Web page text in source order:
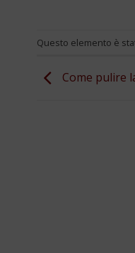
Questo elemento è
Come pulire